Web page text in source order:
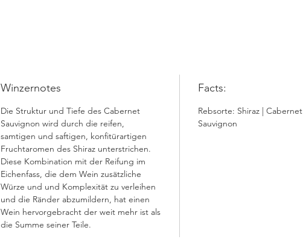
Winzernotes
Die Struktur und Tiefe des Cabernet
Sauvignon wird durch die reifen,
samtigen und saftigen, konfitürartigen
Fruchtaromen des Shiraz unterstrichen.
Diese Kombination mit der Reifung im
Eichenfass, die dem Wein zusätzliche
Würze und und Komplexität zu verleihen
und die Ränder abzumildern, hat einen
Wein hervorgebracht der weit mehr ist als
die Summe seiner Teile.
Facts:
Rebsorte: Shiraz | Cabernet
Sauvignon